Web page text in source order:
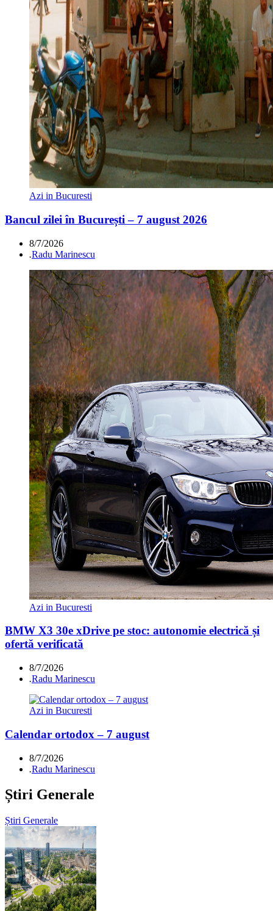
Azi in Bucuresti
Bancul zilei în București – 7 august 2026
8/7/2026
.Radu Marinescu
Azi in Bucuresti
BMW X3 30e xDrive pe stoc: autonomie electrică și
ofertă verificată
8/7/2026
.Radu Marinescu
Azi in Bucuresti
Calendar ortodox – 7 august
8/7/2026
.Radu Marinescu
Știri Generale
Știri Generale